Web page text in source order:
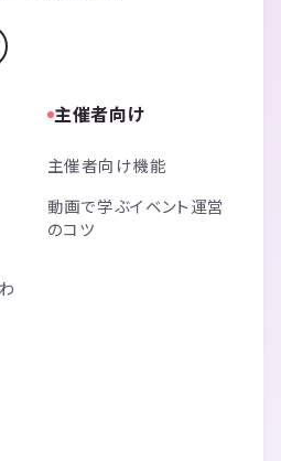
主催者向け
主催者向け機能
動画で学ぶイベント運営
のコツ